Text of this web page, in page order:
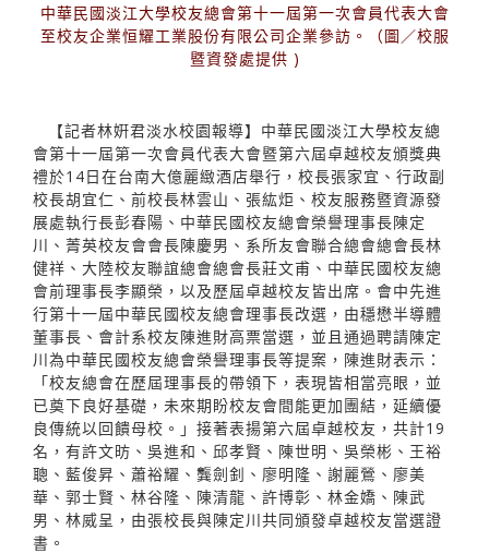
中華民國淡江大學校友總會第十一屆第一次會員代表大會
至校友企業恒耀工業股份有限公司企業參訪。（圖／校服
暨資發處提供 )
【記者林姸君淡水校園報導】中華民國淡江大學校友總
會第十一屆第一次會員代表大會暨第六屆卓越校友頒獎典
禮於14日在台南大億麗緻酒店舉行，校長張家宜、行政副
校長胡宜仁、前校長林雲山、張紘炬、校友服務暨資源發
展處執行長彭春陽、中華民國校友總會榮譽理事長陳定
川、菁英校友會會長陳慶男、系所友會聯合總會總會長林
健祥、大陸校友聯誼總會總會長莊文甫、中華民國校友總
會前理事長李顯榮，以及歷屆卓越校友皆出席。會中先進
行第十一屆中華民國校友總會理事長改選，由穩懋半導體
董事長、會計系校友陳進財高票當選，並且通過聘請陳定
川為中華民國校友總會榮譽理事長等提案，陳進財表示：
「校友總會在歷屆理事長的帶領下，表現皆相當亮眼，並
已奠下良好基礎，未來期盼校友會間能更加團結，延續優
良傳統以回饋母校。」接著表揚第六屆卓越校友，共計19
名，有許文昉、吳進和、邱孝賢、陳世明、吳榮彬、王裕
聰、藍俊昇、蕭裕耀、龔劍釗、廖明隆、謝麗鶯、廖美
華、郭士賢、林谷隆、陳清龍、許博彰、林金嬌、陳武
男、林威呈，由張校長與陳定川共同頒發卓越校友當選證
書。